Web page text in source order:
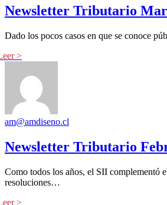
Newsletter Tributario
Dado los pocos casos en que se conoce
am@amdiseno.cl
Newsletter Tributario
Como todos los años, el SII complementó
resoluciones…